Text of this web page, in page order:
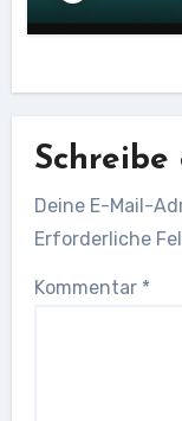
Deine E-Mail-
Erforderliche
Kommentar *